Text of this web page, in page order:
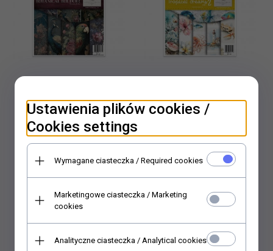
Zestaw kreatywny (HS
code 48021000) RP107
Zestaw kreatywny (HS
code 48021000) RP106
PLN*
* z podatkiem VAT
Ustawienia plików cookies /
Cookies settings
Wymagane ciasteczka / Required cookies
Marketingowe ciasteczka / Marketing
cookies
Analityczne ciasteczka / Analytical cookies